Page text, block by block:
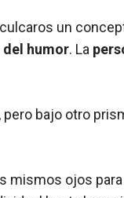
un
humor. La
, pero bajo otro
mismos ojos para